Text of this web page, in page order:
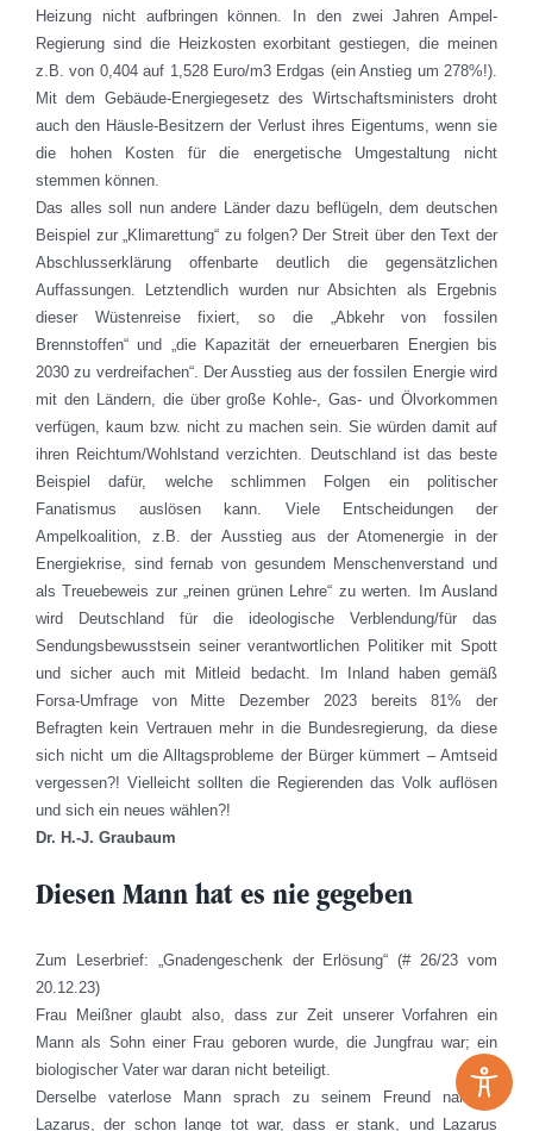
Heizung nicht aufbringen können. In den zwei Jahren Ampel-
Regierung sind die Heizkosten exorbitant gestiegen, die meinen
z.B. von 0,404 auf 1,528 Euro/m3 Erdgas (ein Anstieg um 278%!).
Mit dem Gebäude-Energiegesetz des Wirtschaftsministers droht
auch den Häusle-Besitzern der Verlust ihres Eigentums, wenn sie
die hohen Kosten für die energetische Umgestaltung nicht
stemmen können.
Das alles soll nun andere Länder dazu beflügeln, dem deutschen
Beispiel zur „Klimarettung“ zu folgen? Der Streit über den Text der
Abschlusserklärung offenbarte deutlich die gegensätzlichen
Auffassungen. Letztendlich wurden nur Absichten als Ergebnis
dieser Wüstenreise fixiert, so die „Abkehr von fossilen
Brennstoffen“ und „die Kapazität der erneuerbaren Energien bis
2030 zu verdreifachen“. Der Ausstieg aus der fossilen Energie wird
mit den Ländern, die über große Kohle-, Gas- und Ölvorkommen
verfügen, kaum bzw. nicht zu machen sein. Sie würden damit auf
ihren Reichtum/Wohlstand verzichten. Deutschland ist das beste
Beispiel dafür, welche schlimmen Folgen ein politischer
Fanatismus auslösen kann. Viele Entscheidungen der
Ampelkoalition, z.B. der Ausstieg aus der Atomenergie in der
Energiekrise, sind fernab von gesundem Menschenverstand und
als Treuebeweis zur „reinen grünen Lehre“ zu werten. Im Ausland
wird Deutschland für die ideologische Verblendung/für das
Sendungsbewusstsein seiner verantwortlichen Politiker mit Spott
und sicher auch mit Mitleid bedacht. Im Inland haben gemäß
Forsa-Umfrage von Mitte Dezember 2023 bereits 81% der
Befragten kein Vertrauen mehr in die Bundesregierung, da diese
sich nicht um die Alltagsprobleme der Bürger kümmert – Amtseid
vergessen?! Vielleicht sollten die Regierenden das Volk auflösen
und sich ein neues wählen?!
Dr. H.-J. Graubaum
Diesen Mann hat es nie gegeben
Zum Leserbrief: „Gnadengeschenk der Erlösung“ (# 26/23 vom
20.12.23)
Frau Meißner glaubt also, dass zur Zeit unserer Vorfahren ein
Mann als Sohn einer Frau geboren wurde, die Jungfrau war; ein
biologischer Vater war daran nicht beteiligt.
Derselbe vaterlose Mann sprach zu seinem Freund namens
Lazarus, der schon lange tot war, dass er stank, und Lazarus